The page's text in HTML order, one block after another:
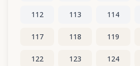
112 113 114
117 118 119
122 123 124